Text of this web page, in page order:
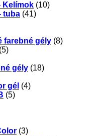
Kelímok (10)
tuba (41)
farebné gély (8)
(5)
gély (18)
gél (4)
(5)
(3)